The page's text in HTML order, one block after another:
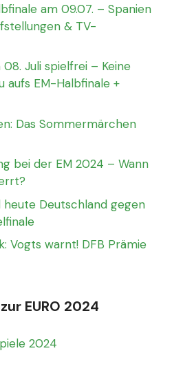
am 09.07. – Spanien
& TV-
Juli spielfrei – Keine
aufs EM-Halbfinale +
Das Sommermärchen
bei der EM 2024 – Wann
heute Deutschland gegen
Vogts warnt! DFB Prämie
EURO 2024
2024